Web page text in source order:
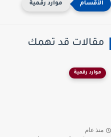
موارد رقمية
مقالات قد تهمك
موارد رقمية
منذ عام